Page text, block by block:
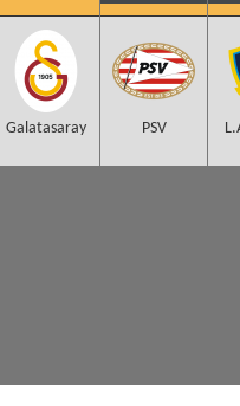
Galatasaray PSV